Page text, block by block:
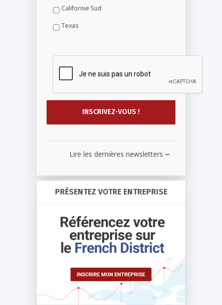
Californie Sud
Texas
Lire les dernières newsletters ...
PRÉSENTEZ VOTRE ENTREPRISE